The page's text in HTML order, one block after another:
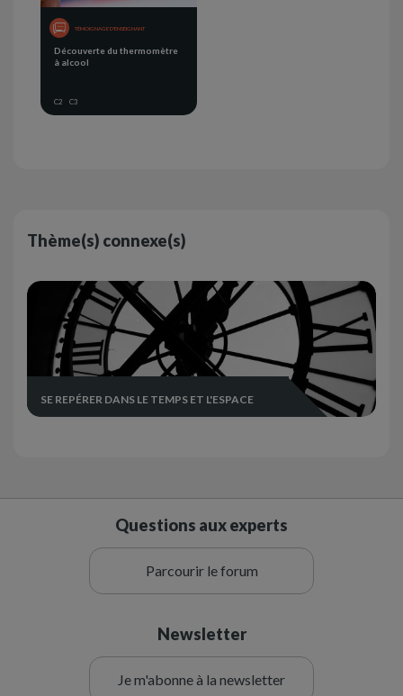
TÉMOIGNAGE D'ENSEIGNANT
Découverte du thermomètre
à alcool
C2 C3
Thème(s) connexe(s)
SE REPÉRER DANS LE TEMPS ET L'ESPACE
Questions aux experts
Parcourir le forum
Newsletter
Je m'abonne à la newsletter